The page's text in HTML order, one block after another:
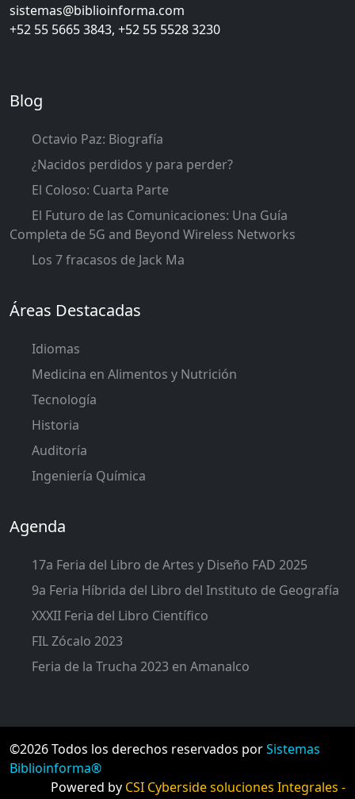
sistemas@biblioinforma.com
+52 55 5665 3843, +52 55 5528 3230
Blog
Octavio Paz: Biografía
¿Nacidos perdidos y para perder?
El Coloso: Cuarta Parte
El Futuro de las Comunicaciones: Una Guía
Completa de 5G and Beyond Wireless Networks
Los 7 fracasos de Jack Ma
Áreas Destacadas
Idiomas
Medicina en Alimentos y Nutrición
Tecnología
Historia
Auditoría
Ingeniería Química
Agenda
17a Feria del Libro de Artes y Diseño FAD 2025
9a Feria Híbrida del Libro del Instituto de Geografía
XXXII Feria del Libro Científico
FIL Zócalo 2023
Feria de la Trucha 2023 en Amanalco
©2026 Todos los derechos reservados porSistemas
Biblioinforma®
Powered by CSI Cyberside soluciones Integrales -